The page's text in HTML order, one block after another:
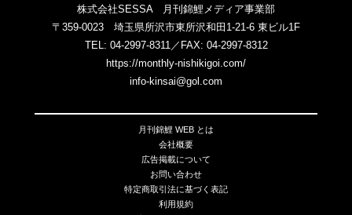
株式会社SESSA 月刊錦鯉メディア事業部
〒359-0023 埼玉県所沢市東所沢和田1-21-6 東ビル1F
TEL: 04-2997-8311／FAX: 04-2997-8312
https://monthly-nishikigoi.com/
info-kinsai@gol.com
月刊錦鯉 WEB とは
会社概要
広告掲載について
お問い合わせ
特定商取引法に基づく表記
利用規約